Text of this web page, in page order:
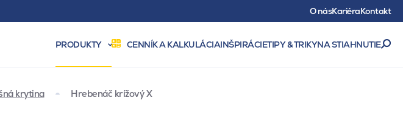
O násKariéraKontakt
PRODUKTY CENNÍK A KALKULÁCIAINŠPIRÁCIETIPY & TRIKYNA STIAHNUTIE
krytina Hrebenáč krížový X